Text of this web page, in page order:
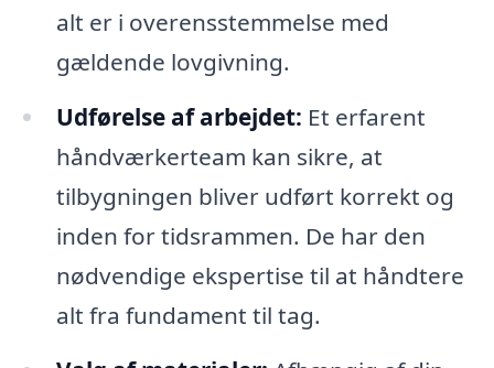
alt er i overensstemmelse med
gældende lovgivning.
Udførelse af arbejdet: Et erfarent
håndværkerteam kan sikre, at
tilbygningen bliver udført korrekt og
inden for tidsrammen. De har den
nødvendige ekspertise til at håndtere
alt fra fundament til tag.